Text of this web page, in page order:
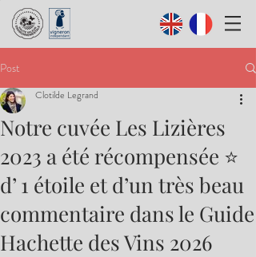
Post
Notre cuvée Les Lizières
2023 a été récompensée ⭐
d’ 1 étoile et d’un très beau
commentaire dans le Guide
Hachette des Vins 2026
Clotilde Legrand